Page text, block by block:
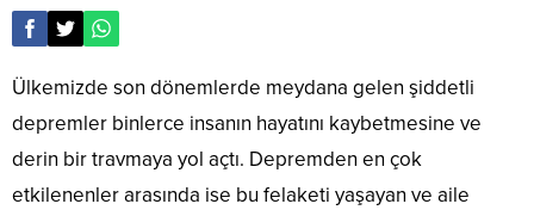
Ülkemizde son dönemlerde meydana gelen şiddetli
depremler binlerce insanın hayatını kaybetmesine ve
derin bir travmaya yol açtı. Depremden en çok
etkilenenler arasında ise bu felaketi yaşayan ve aile